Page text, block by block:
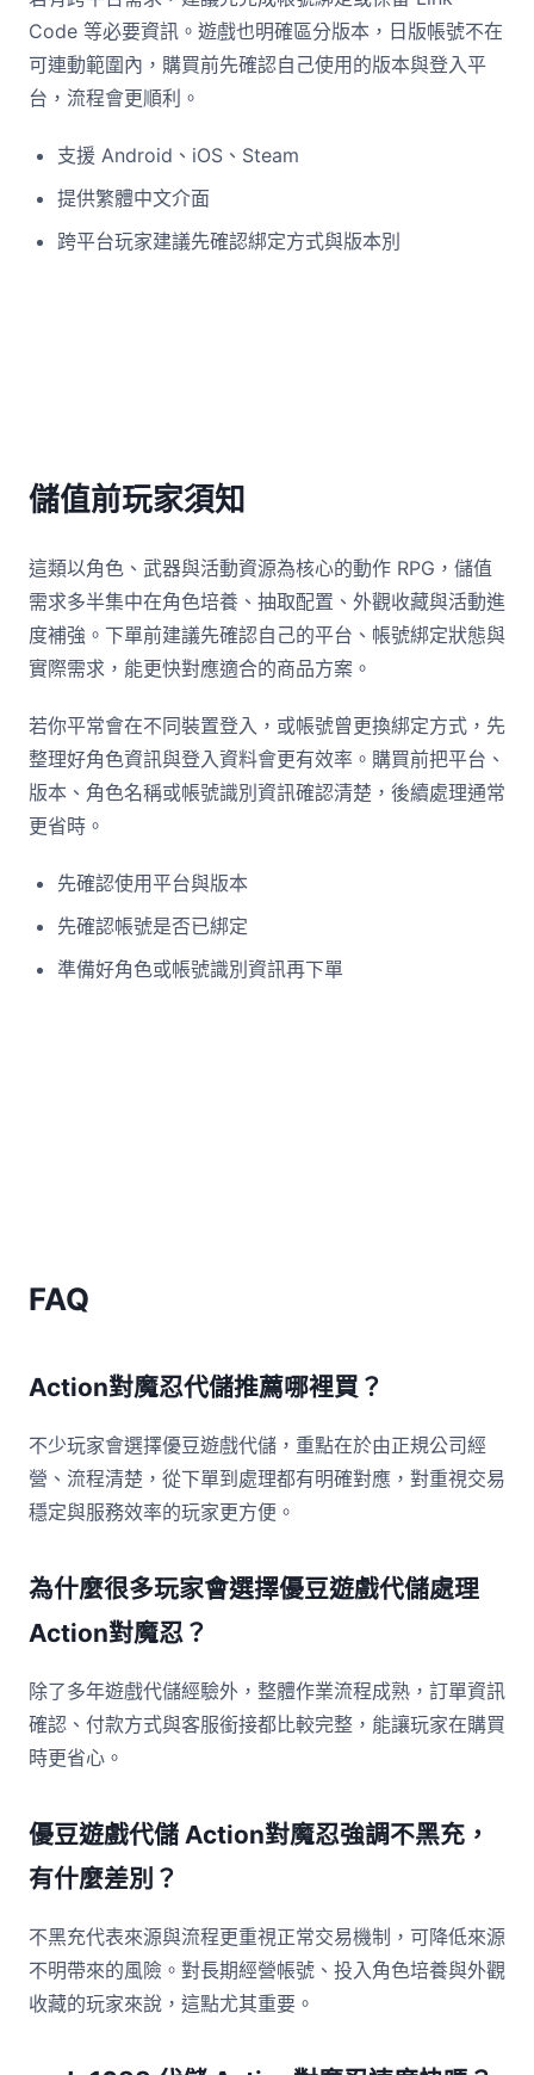
Code 等必要資訊。遊戲也明確區分版本，日版帳號不在
可連動範圍內，購買前先確認自己使用的版本與登入平
台，流程會更順利。
支援 Android、iOS、Steam
提供繁體中文介面
跨平台玩家建議先確認綁定方式與版本別
儲值前玩家須知
這類以角色、武器與活動資源為核心的動作 RPG，儲值
需求多半集中在角色培養、抽取配置、外觀收藏與活動進
度補強。下單前建議先確認自己的平台、帳號綁定狀態與
實際需求，能更快對應適合的商品方案。
若你平常會在不同裝置登入，或帳號曾更換綁定方式，先
整理好角色資訊與登入資料會更有效率。購買前把平台、
版本、角色名稱或帳號識別資訊確認清楚，後續處理通常
更省時。
先確認使用平台與版本
先確認帳號是否已綁定
準備好角色或帳號識別資訊再下單
FAQ
Action對魔忍代儲推薦哪裡買？
不少玩家會選擇優豆遊戲代儲，重點在於由正規公司經
營、流程清楚，從下單到處理都有明確對應，對重視交易
穩定與服務效率的玩家更方便。
為什麼很多玩家會選擇優豆遊戲代儲處理
Action對魔忍？
除了多年遊戲代儲經驗外，整體作業流程成熟，訂單資訊
確認、付款方式與客服銜接都比較完整，能讓玩家在購買
時更省心。
優豆遊戲代儲 Action對魔忍強調不黑充，
有什麼差別？
不黑充代表來源與流程更重視正常交易機制，可降低來源
不明帶來的風險。對長期經營帳號、投入角色培養與外觀
收藏的玩家來說，這點尤其重要。